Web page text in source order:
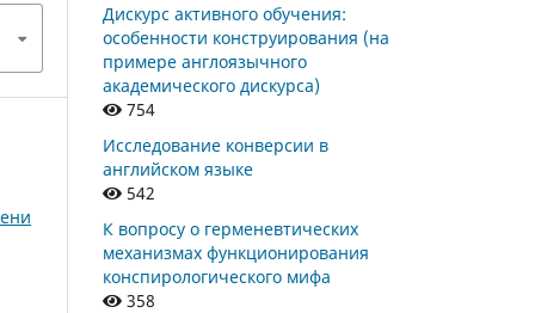
Дискурс активного обучения:
особенности конструирования (на
примере англоязычного
академического дискурса)
754
Исследование конверсии в
английском языке
542
К вопросу о герменевтических
механизмах функционирования
конспирологического мифа
358